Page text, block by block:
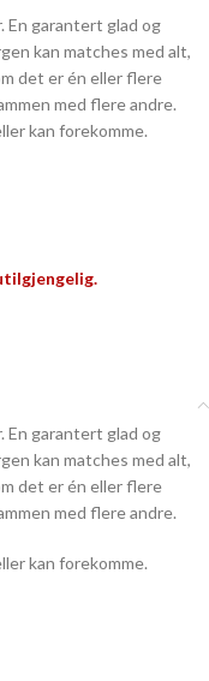
En garantert glad og
kan matches med alt,
det er én eller flere
med flere andre.
kan forekomme.
En garantert glad og
kan matches med alt,
det er én eller flere
med flere andre.
kan forekomme.